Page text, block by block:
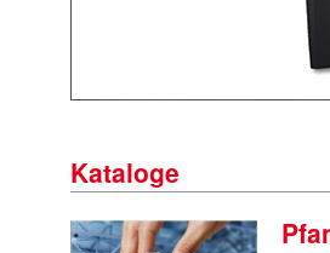
Kataloge